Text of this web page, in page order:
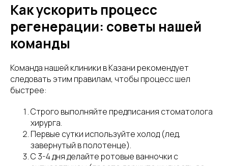
Как ускорить процесс
регенерации: советы нашей
команды
Команда нашей клиники в Казани рекомендует
следовать этим правилам, чтобы процесс шел
быстрее:
Строго выполняйте предписания стоматолога
хирурга.
Первые сутки используйте холод (лед,
завернутый в полотенце).
С 3-4 дня делайте ротовые ванночки с